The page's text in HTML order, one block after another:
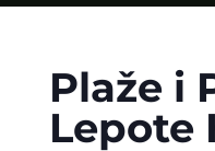
Plaže i
Lepote